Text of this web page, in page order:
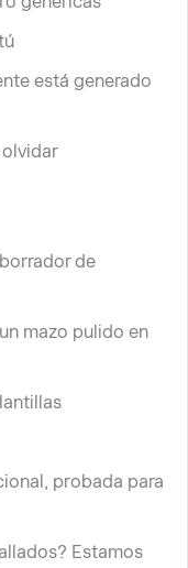
está generado
de
mazo pulido en
probada para
Estamos